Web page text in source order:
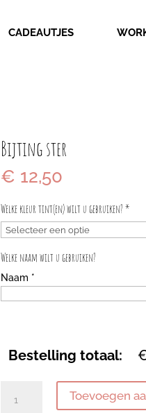
CADEAUTJES
Bijting ster
€ 12,50
Welke kleur tint(en) wilt u gebruiken? *
Welke naam wilt u gebruiken?
Naam *
Bestelling totaal:
ster
Toevoegen